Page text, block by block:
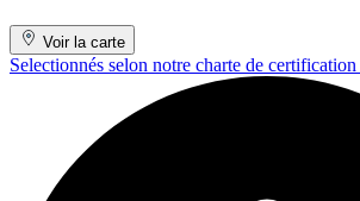
Voir la carte
Selectionnés selon notre charte de certification